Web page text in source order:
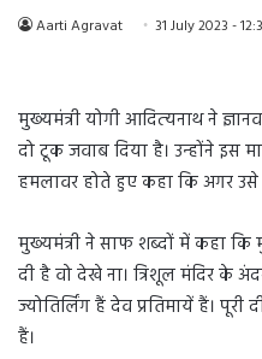
Aarti Agravat 31 July 2023 -
मुख्‍यमंत्री योगी आद‍ित्‍यनाथ ने
दो टूक जवाब द‍िया है। उन्‍होंने इस
हमलावर होते हुए कहा क‍ि अगर उसे
मुख्‍यमंत्री ने साफ शब्‍दों में कहा क‍ि
दी है वो देखे ना। त्र‍िशूल मंद‍िर के
ज्योतिर्लिंग हैं देव प्रत‍िमायें हैं।
हैं।